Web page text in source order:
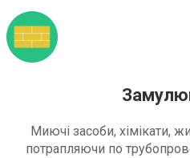
Миючі засоби, хімікати,
потрапляючи по